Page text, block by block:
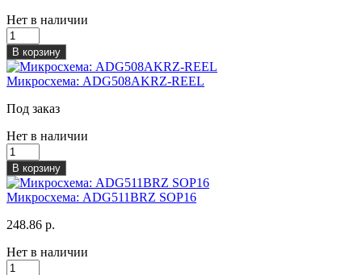
Нет в наличии
В корзину
Микросхема: ADG508AKRZ-REEL
Под заказ
Нет в наличии
В корзину
Микросхема: ADG511BRZ SOP16
248.86 р.
Нет в наличии